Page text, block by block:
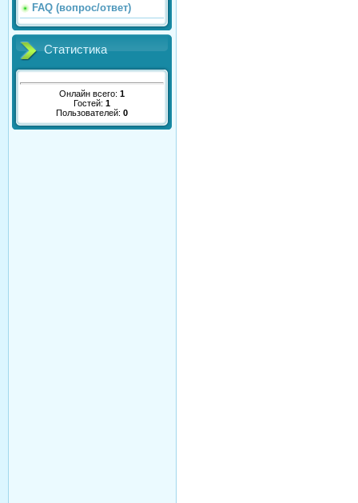
FAQ (вопрос/ответ)
Статистика
Онлайн всего: 1
Гостей: 1
Пользователей: 0